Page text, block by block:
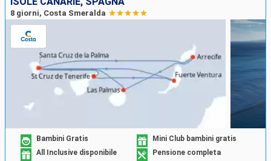
8 giorni, Costa Smeralda
Bambini Gratis
Mini Club bambini gratis
All Inclusive disponibile
Pensione completa